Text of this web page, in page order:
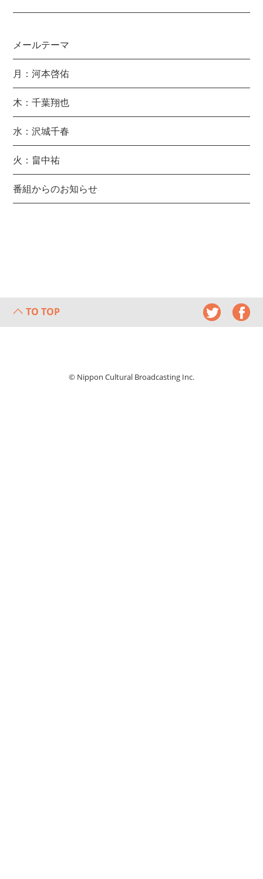
メールテーマ
月：河本啓佑
木：千葉翔也
水：沢城千春
火：畠中祐
番組からのお知らせ
TO TOP
© Nippon Cultural Broadcasting Inc.